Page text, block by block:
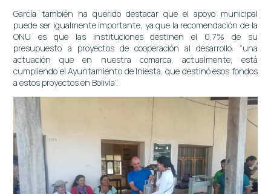
García también ha querido destacar que el apoyo municipal
puede ser igualmente importante, ya que la recomendación de la
ONU es que las instituciones destinen el 0,7% de su
presupuesto a proyectos de cooperación al desarrollo: “una
actuación que en nuestra comarca, actualmente, está
cumpliendo el Ayuntamiento de Iniesta, que destinó esos fondos
a estos proyectos en Bolivia”.